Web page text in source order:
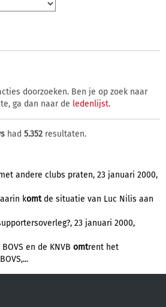
doorzoeken. Ben je op zoek naar
ga dan naar de ledenlijst.
had 5.352 resultaten.
andere clubs praten, 23 januari 2000,
komtde situatie van Luc Nilis aan
23 januari 2000,
en de KNVB omtrent het